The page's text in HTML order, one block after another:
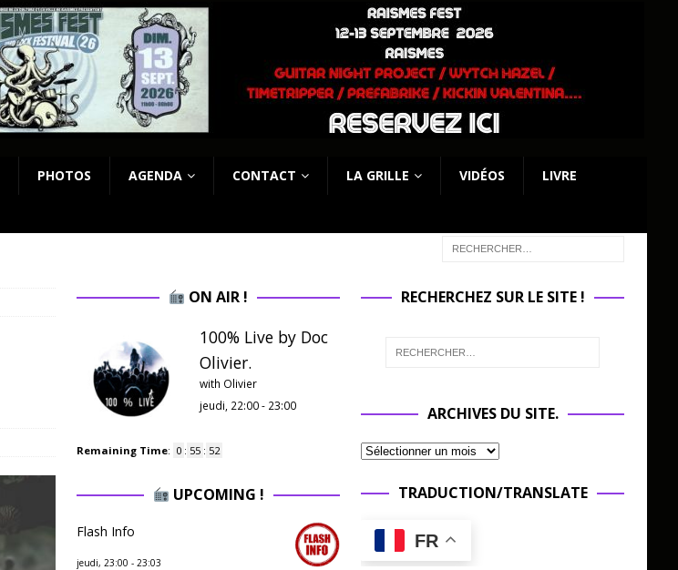
PHOTOS AGENDA CONTACT LA GRILLE VIDÉOS LIVRE
ON AIR !
100% Live by Doc
Olivier.
with Olivier
jeudi, 22:00 - 23:00
Remaining Time: 0 : 55 : 51
UPCOMING !
Flash Info
jeudi, 23:00 - 23:03
RECHERCHEZ SUR LE SITE !
ARCHIVES DU SITE.
TRADUCTION/TRANSLATE
FR